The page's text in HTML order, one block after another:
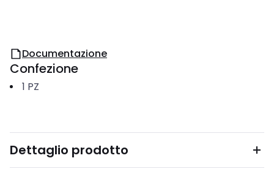
Documentazione
Confezione
1 PZ
Dettaglio prodotto